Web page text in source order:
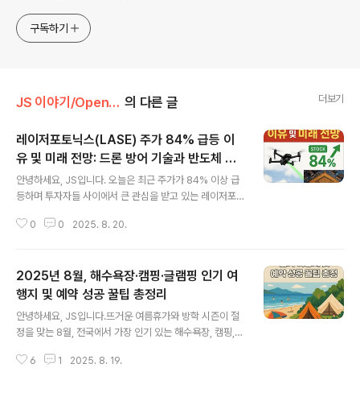
구독하기
JS 이야기/Open AI 의 다른 글 더보기
레이저포토닉스(LASE) 주가 84% 급등 이
유 및 미래 전망: 드론 방어 기술과 반도체 시
장의 성장 동력
안녕하세요, JS입니다. 오늘은 최근 주가가 84% 이상 급
등하며 투자자들 사이에서 큰 관심을 받고 있는 레이저포
상세히 분석해 보겠습니다. 본 글은 최신 뉴스와 분석 자료
요 내용 요약2025년 2분기 레이저포토닉스 매출이 전년
동기 대비 317% 증가하며 260만 달러 기록신제품 '레이
저 실드 안티드론 시스템(LSAD)' 공개로 방위산업 시장에
서 반응 호조반도체 웨이퍼 마킹 기술 분야에서도 연구개
발 확대, 반도체 시장 진출 기대감 상승급격한 매출 성장과
신기술 투자 확대에 따른 주가 급등(약 84% 이상)장기적
0 0 2025. 8. 20.
2025년 8월, 해수욕장·캠핑·글램핑 인기 여
행지 및 예약 성공 꿀팁 총정리
안녕하세요, JS입니다.뜨거운 여름휴가와 방학 시즌이 절
정을 맞는 8월, 전국에서 가장 인기 있는 해수욕장, 캠핑,
지 순위까지 알차게 정리합니다.2025년 한국관광공사·각
6 1 2025. 8. 19.